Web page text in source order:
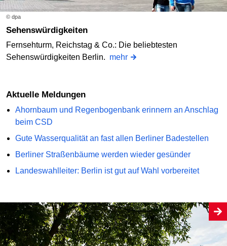
© dpa
Sehenswürdigkeiten
Fernsehturm, Reichstag & Co.: Die beliebtesten
Sehenswürdigkeiten Berlin. mehr
Aktuelle Meldungen
Ahornbaum und Regenbogenbank erinnern an Anschlag
beim CSD
Gute Wasserqualität an fast allen Berliner Badestellen
Berliner Straßenbäume werden wieder gesünder
Landeswahlleiter: Berlin ist gut auf Wahl vorbereitet